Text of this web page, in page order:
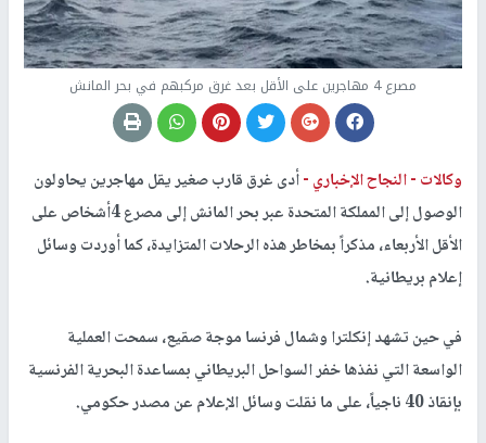
مصرع 4 مهاجرين على الأقل بعد غرق مركبهم في بحر المانش
وكالات -النجاح الإخباري -أدى غرق قارب صغير يقل مهاجرين يحاولون
الوصول إلى المملكة المتحدة عبر بحر المانش إلى مصرع 4أشخاص على
الأقل الأربعاء، مذكراً بمخاطر هذه الرحلات المتزايدة، كما أوردت وسائل
إعلام بريطانية.
في حين تشهد إنكلترا وشمال فرنسا موجة صقيع، سمحت العملية
الواسعة التي نفذها خفر السواحل البريطاني بمساعدة البحرية الفرنسية
بإنقاذ 40 ناجياً، على ما نقلت وسائل الإعلام عن مصدر حكومي.